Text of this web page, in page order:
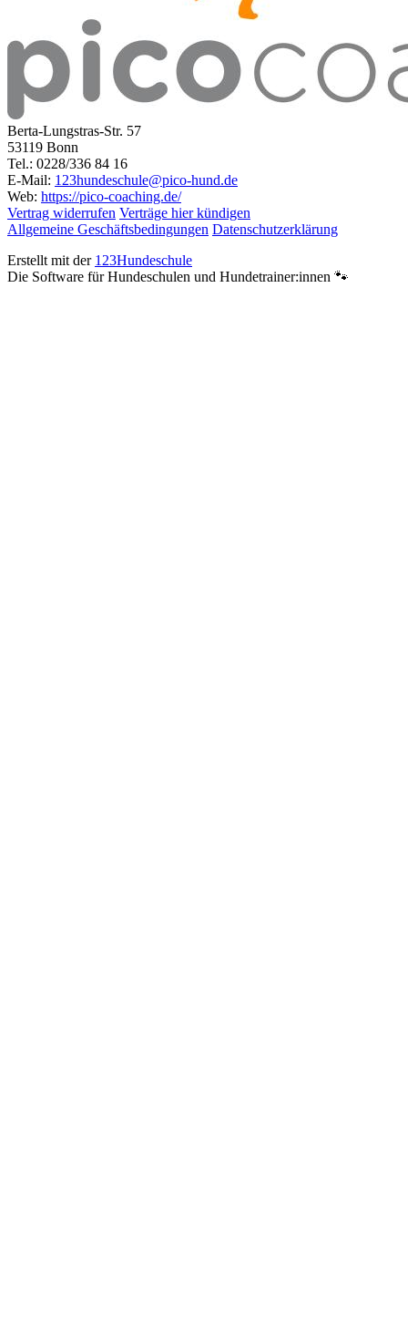
Berta-Lungstras-Str. 57
53119 Bonn
Tel.: 0228/336 84 16
E-Mail: 123hundeschule@pico-hund.de
Web: https://pico-coaching.de/
Vertrag widerrufen Verträge hier kündigen
Allgemeine Geschäftsbedingungen Datenschutzerklärung
Erstellt mit der 123Hundeschule
Die Software für Hundeschulen und Hundetrainer:innen 🐾